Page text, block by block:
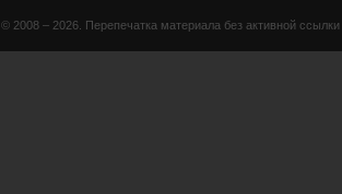
© 2008 – 2026. Перепечатка материала без активной